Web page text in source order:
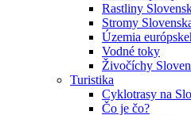
Rastliny
Stromy
Územia
Vodné toky
Živočíchy
Turistika
Cyklotrasy na
Čo je čo?